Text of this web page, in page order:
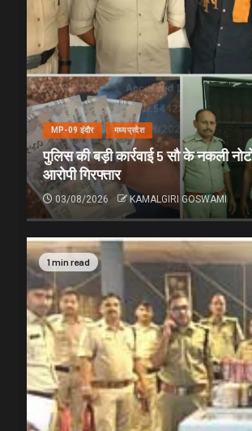
MP-09 इंदौर मध्यप्रदेश
पुलिस की बड़ी कार्रवाई 5 सौ के नकली
आरोपी गिरफ्तार
03/08/2026 KAMALGIRI GOSWAMI
1 min read